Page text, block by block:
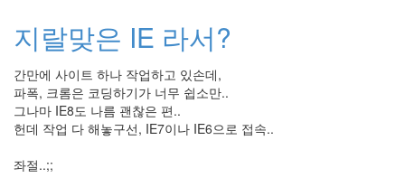
지랄맞은 IE 라서?
간만에 사이트 하나 작업하고 있손데,
파폭, 크롬은 코딩하기가 너무 쉽소만..
그나마 IE8도 나름 괜찮은 편..
헌데 작업 다 해놓구선, IE7이나 IE6으로 접속..
좌절..;;
속
도
로
당
라